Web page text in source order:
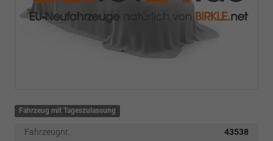
Fahrzeug mit Tageszulassung
Fahrzeugnr.
43538